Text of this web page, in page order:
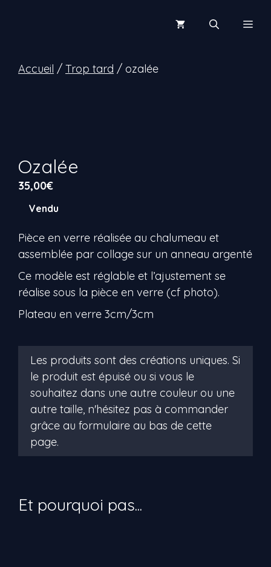
Accueil / Trop tard / ozalée
Ozalée
35,00€
Vendu
Pièce en verre réalisée au chalumeau et
assemblée par collage sur un anneau argenté
Ce modèle est réglable et l’ajustement se
réalise sous la pièce en verre (cf photo).
Plateau en verre 3cm/3cm